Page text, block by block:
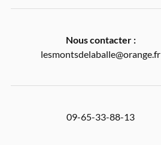
Nous contacter :
lesmontsdelaballe@orange.fr
09-65-33-88-13